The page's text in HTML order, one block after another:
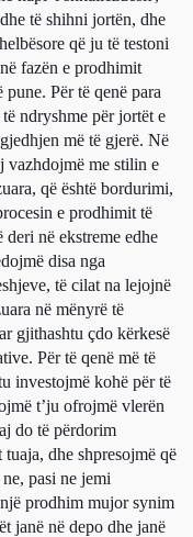
të shihni jortën, dhe
që ju të testoni
fazën e prodhimit
Për të qenë para
ndryshme për jortët e
më të gjerë. Në
vazhdojmë me stilin e
që është bordurimi,
e prodhimit të
në ekstreme edhe
disa nga
të cilat na lejojnë
në mënyrë të
gjithashtu çdo kërkesë
Për të qenë më të
investojmë kohë për të
t’ju ofrojmë vlerën
do të përdorim
dhe shpresojmë që
pasi ne jemi
prodhim mujor synim
janë në depo dhe janë